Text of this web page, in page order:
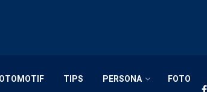
OTOMOTIF TIPS PERSONA FOTO